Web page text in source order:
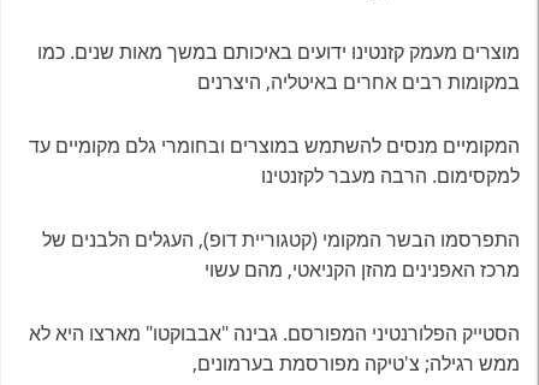
מוצרים מעמק קזנטינו ידועים באיכותם במשך מאות שנים. כמו
במקומות רבים אחרים באיטליה, היצרנים
המקומיים מנסים להשתמש במוצרים ובחומרי גלם מקומיים עד
למקסימום. הרבה מעבר לקזנטינו
התפרסמו הבשר המקומי (קטגוריית דופ), העגלים הלבנים של
מרכז האפנינים מהזן הקניאטי, מהם עשוי
הסטייק הפלורנטיני המפורסם. גבינה "אבבוקטו" מארצו היא לא
ממש רגילה; צ'טיקה מפורסמת בערמונים,